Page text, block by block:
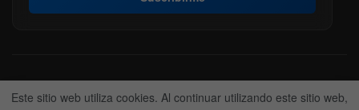
Acerca de nosotros Politica Editorial
Nuestro Equipo
Contactanos
Anunciate
Este sitio web utiliza cookies. Al continuar utilizando este sitio web,